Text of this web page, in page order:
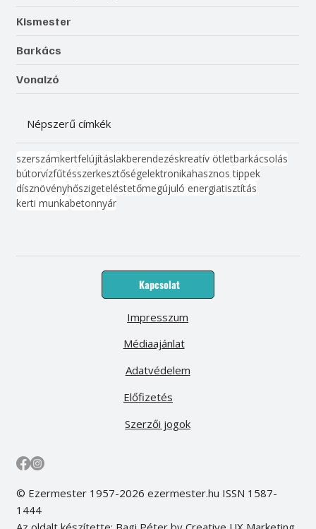
Kismester
Barkács
Vonalzó
Népszerű címkék
szerszámkertfelújításlakberendezéskreatív ötletbarkácsolás
bútorvízfűtésszerkesztőségelektronikahasznos tippek
dísznövényhőszigeteléstetőmegújuló energiatisztítás
kerti munkabetonnyár
Kapcsolat
Médiaajánlat
Előfizetés
Impresszum
Adatvédelem
Szerzői jogok
© Ezermester 1957-2026 ezermester.hu ISSN 1587-
1444